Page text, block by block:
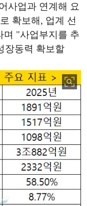
사업과 연계해 요
확보해, 업계 선
며 "사업부지를 추
장동력 확보할